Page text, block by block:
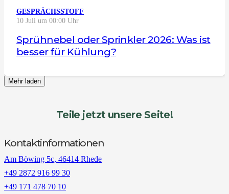
GESPRÄCHSSTOFF
10 Juli um 00:00 Uhr
Sprühnebel oder Sprinkler 2026: Was ist
besser für Kühlung?
Mehr laden
Teile jetzt unsere Seite!
Kontaktinformationen
Am Böwing 5c, 46414 Rhede
+49 2872 916 99 30
+49 171 478 70 10